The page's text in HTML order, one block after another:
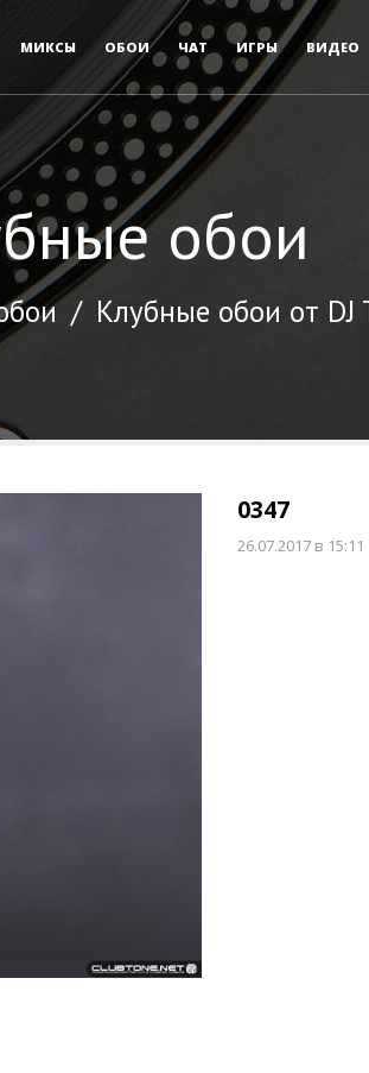
МИКСЫ ОБОИ ЧАТ ИГРЫ ВИДЕО
обои
/ Клубные обои от DJ
0347
26.07.2017в 15:11